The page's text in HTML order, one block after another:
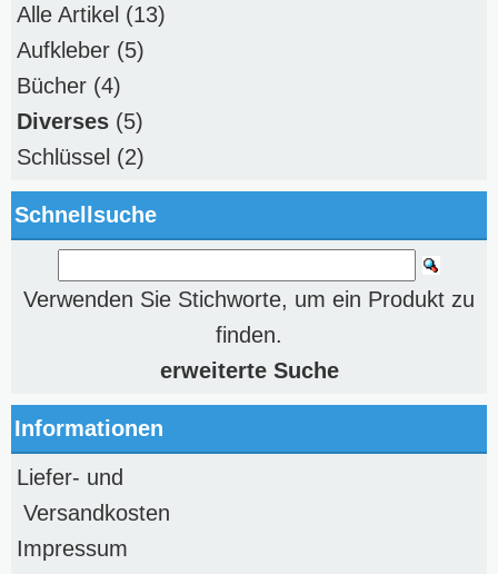
Alle Artikel (13)
Aufkleber (5)
Bücher (4)
Diverses (5)
Schlüssel (2)
Schnellsuche
Verwenden Sie Stichworte, um ein Produkt zu
finden.
erweiterte Suche
Informationen
Liefer- und
Versandkosten
Impressum